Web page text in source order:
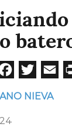
NIEVA